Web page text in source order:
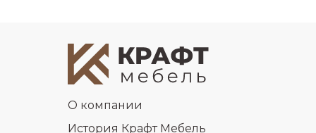
О компании
История Крафт Мебель